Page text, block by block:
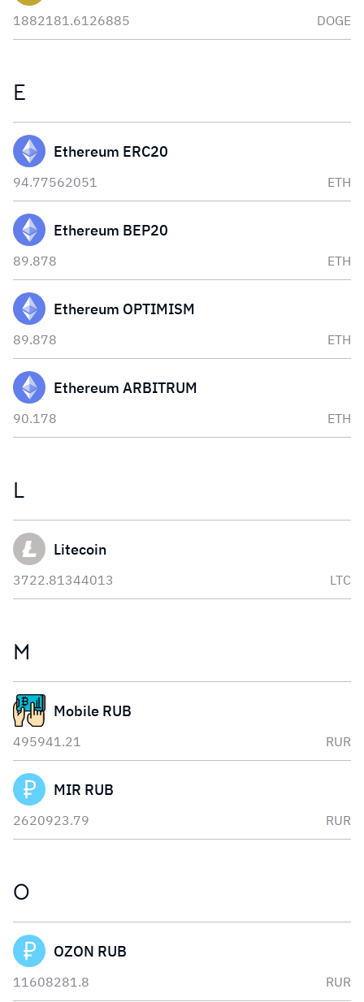
1882181.6126885 DOGE
E
Ethereum ERC20
94.77562051 ETH
Ethereum BEP20
89.878 ETH
Ethereum OPTIMISM
89.878 ETH
Ethereum ARBITRUM
90.178 ETH
L
Litecoin
3722.81344013 LTC
M
Mobile RUB
495941.21 RUR
MIR RUB
2620923.79 RUR
O
OZON RUB
11608281.8 RUR